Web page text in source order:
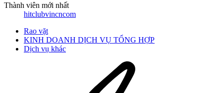
Thành viên mới nhất
hitclubvincncom
Rao vặt
KINH DOANH DỊCH VỤ TỔNG HỢP
Dịch vụ khác